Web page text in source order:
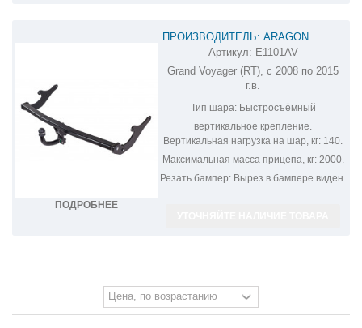
ПОДРОБНЕЕ
ПРОИЗВОДИТЕЛЬ: ARAGON
ФАРКОП НА CHRYSLER VOYAGER
E1101AV
Артикул: E1101AV
Grand Voyager (RT), с 2008 по 2015
г.в.
Тип шара:Быстросъёмный
вертикальное крепление.
Вертикальная нагрузка на шар, кг: 140.
Максимальная масса прицепа, кг:2000.
Резать бампер: Вырез в бампере виден.